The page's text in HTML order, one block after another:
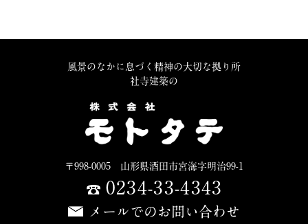
風景のなかに息づく精神の大切な拠り所
社寺建築の
〒998-0005 山形県酒田市宮海字明治99-1
0234-33-4343
メールでのお問い合わせ